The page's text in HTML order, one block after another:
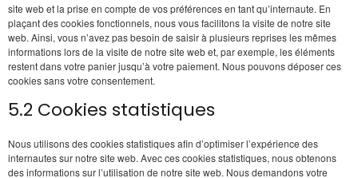
site web et la prise en compte de vos préférences en tant qu’internaute. En
plaçant des cookies fonctionnels, nous vous facilitons la visite de notre site
web. Ainsi, vous n’avez pas besoin de saisir à plusieurs reprises les mêmes
informations lors de la visite de notre site web et, par exemple, les éléments
restent dans votre panier jusqu’à votre paiement. Nous pouvons déposer ces
cookies sans votre consentement.
5.2 Cookies statistiques
Nous utilisons des cookies statistiques afin d’optimiser l’expérience des
internautes sur notre site web. Avec ces cookies statistiques, nous obtenons
des informations sur l’utilisation de notre site web. Nous demandons votre